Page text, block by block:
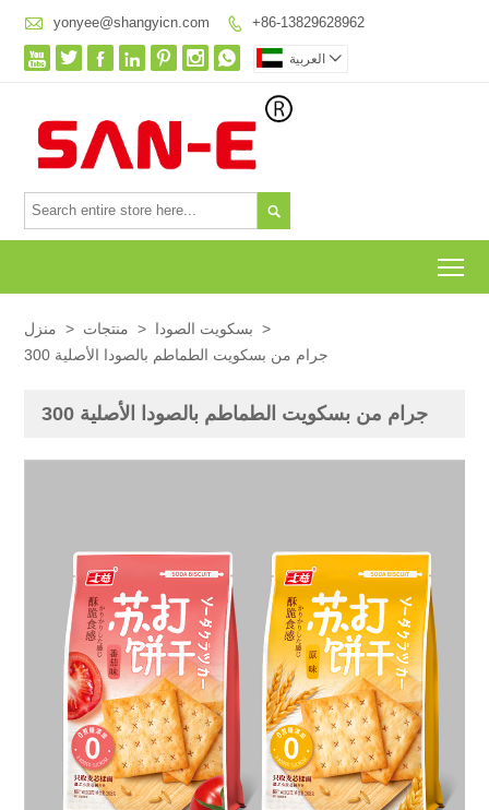
 yonyee@shangyicn.com  +86-13829628962
       العربية 

منزل > منتجات > بسكويت الصودا >
300 جرام من بسكويت الطماطم بالصودا الأصلية
300 جرام من بسكويت الطماطم بالصودا الأصلية